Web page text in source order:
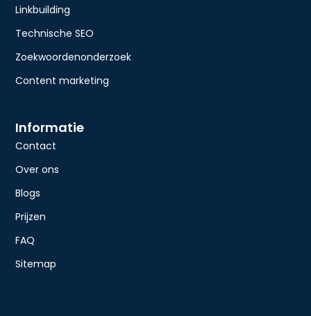
Linkbuilding
Technische SEO
Zoekwoordenonderzoek
Content marketing
Informatie
Contact
Over ons
Blogs
Prijzen
FAQ
Sitemap